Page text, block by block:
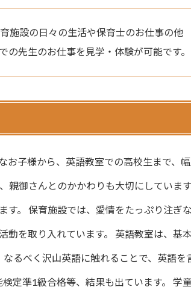
施設の日々の生活や保育士のお仕事の他
の先生のお仕事を見学・体験が可能です。
お子様から、英語教室での高校生まで、
親御さんとのかかわりも大切にしていま
す。 保育施設では、愛情をたっぷり注ぎ
動を取り入れています。 英語教室は、基
るべく沢山英語に触れることで、英語を
定準1級合格等、結果も出ています。 学